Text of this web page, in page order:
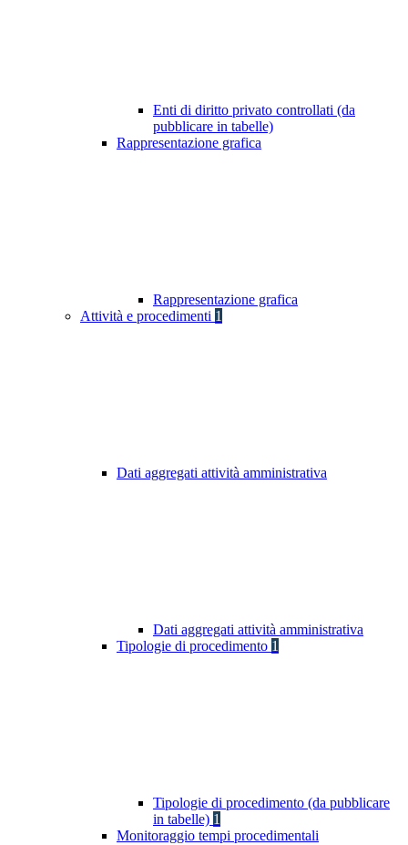
Enti di diritto privato controllati (da
pubblicare in tabelle)
Rappresentazione grafica
Rappresentazione grafica
Attività e procedimenti 1
Dati aggregati attività amministrativa
Dati aggregati attività amministrativa
Tipologie di procedimento 1
Tipologie di procedimento (da pubblicare
in tabelle) 1
Monitoraggio tempi procedimentali